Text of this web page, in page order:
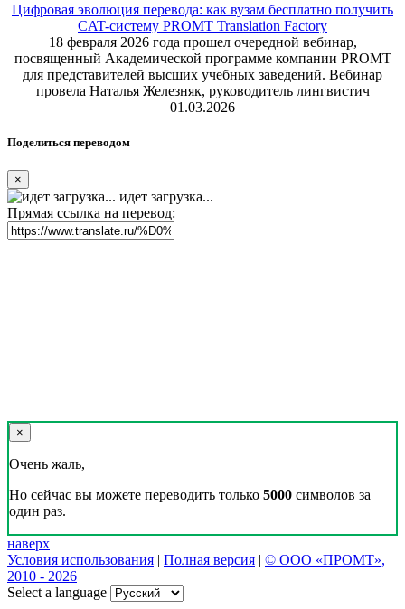
Цифровая эволюция перевода: как вузам бесплатно получить
CAT-систему PROMT Translation Factory
18 февраля 2026 года прошел очередной вебинар,
посвященный Академической программе компании PROMT
для представителей высших учебных заведений. Вебинар
провела Наталья Железняк, руководитель лингвистич
01.03.2026
Поделиться переводом
×
идет загрузка...
Прямая ссылка на перевод:
×
Очень жаль,
Но сейчас вы можете переводить только 5000 символов за
один раз.
наверх
Условия использования | Полная версия | © ООО «ПРОМТ»,
2010 - 2026
Select a language